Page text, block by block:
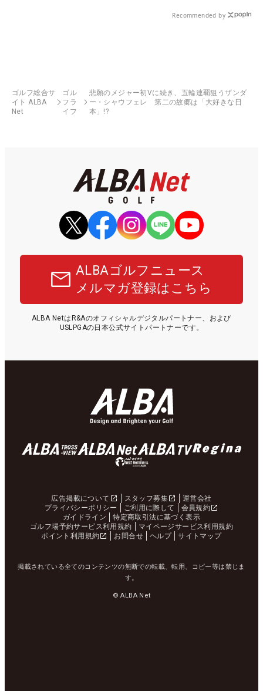
Recommended by
ゴルフ総合サ
イト ALBA
Net
ゴル
フラ
イフ
悲願のメジャー初Vに続き、五輪連覇狙うザンダ
ー・シャウフェレ 第二の故郷は「大好きな日
本」!?
ALBAゴルフニュース
メルマガ登録はこちら
ALBA NetはR&Aのオフィシャルデジタルパートナー、および
USLPGAの日本公式サイトパートナーです。
広告掲載について スタッフ募集
運営会社
プライバシーポリシー
ご利用に際して
会員規約
ガイドライン
特定商取引法に基づく表示
ゴルフ場予約サービス利用規約
マイページサービス利用規約
ポイント利用規約
お問合せ ヘルプ サイトマップ
掲載されている全てのコンテンツの無断での転載、転用、コピー等は禁じま
す。
© ALBA Net